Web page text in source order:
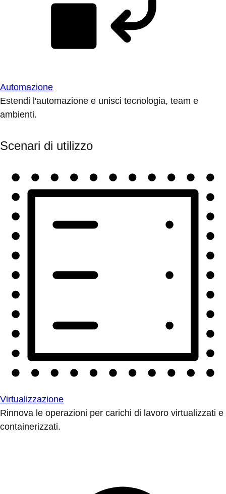
Automazione
Estendi l'automazione e unisci tecnologia, team e
ambienti.
Scenari di utilizzo
Virtualizzazione
Rinnova le operazioni per carichi di lavoro virtualizzati e
containerizzati.